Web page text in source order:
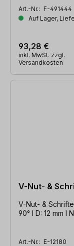
Art.-Nr.: F-491444
Auf Lager,
93,28 €
inkl. MwSt. zzgl.
Versandkosten
V-Nut- &
V-Nut- &
90° l D: 12 mm l
Art.-Nr.: E-12180